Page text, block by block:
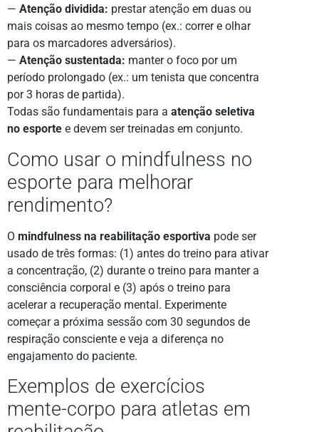
— Atenção dividida: prestar atenção em duas ou
mais coisas ao mesmo tempo (ex.: correr e olhar
para os marcadores adversários).
— Atenção sustentada: manter o foco por um
período prolongado (ex.: um tenista que concentra
por 3 horas de partida).
Todas são fundamentais para a atenção seletiva
no esporte e devem ser treinadas em conjunto.
Como usar o mindfulness no
esporte para melhorar
rendimento?
O mindfulness na reabilitação esportiva pode ser
usado de três formas: (1) antes do treino para ativar
a concentração, (2) durante o treino para manter a
consciência corporal e (3) após o treino para
acelerar a recuperação mental. Experimente
começar a próxima sessão com 30 segundos de
respiração consciente e veja a diferença no
engajamento do paciente.
Exemplos de exercícios
mente-corpo para atletas em